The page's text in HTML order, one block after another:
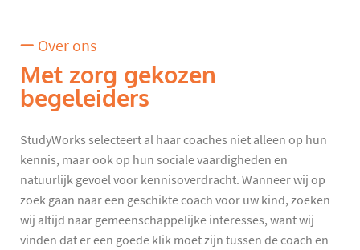
Over ons
Met zorg gekozen
begeleiders
StudyWorks selecteert al haar coaches niet alleen op hun
kennis, maar ook op hun sociale vaardigheden en
natuurlijk gevoel voor kennisoverdracht. Wanneer wij op
zoek gaan naar een geschikte coach voor uw kind, zoeken
wij altijd naar gemeenschappelijke interesses, want wij
vinden dat er een goede klik moet zijn tussen de coach en